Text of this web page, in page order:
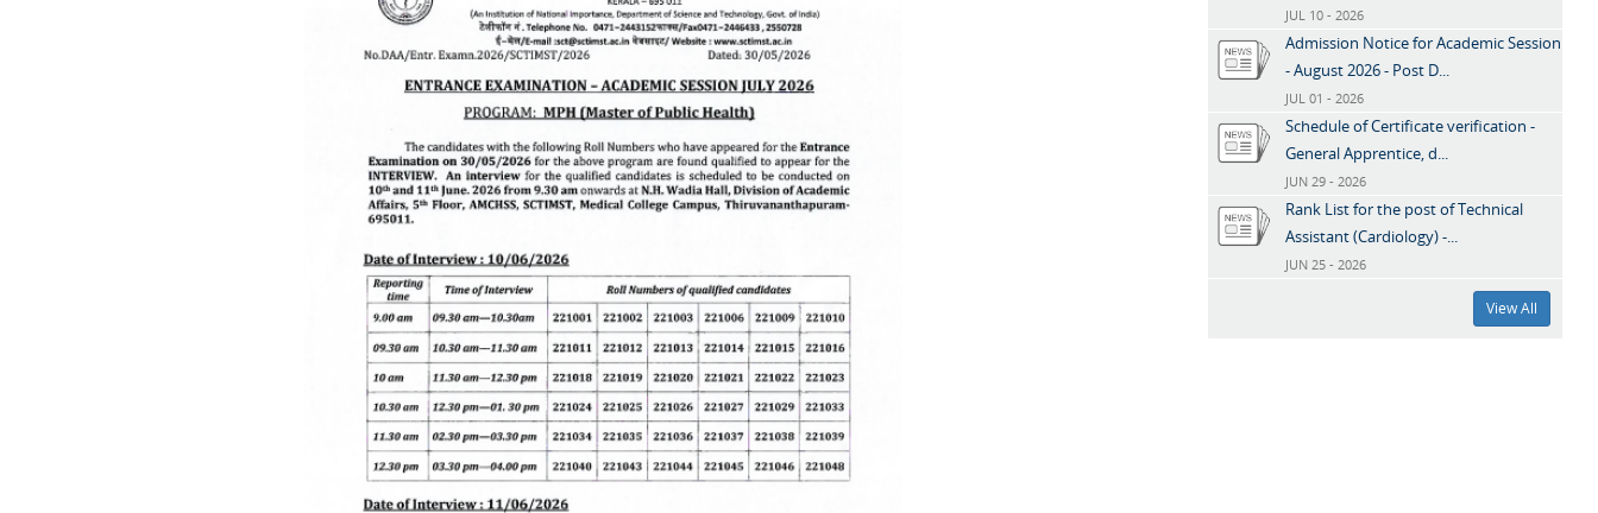
JUL 10 - 2026
Admission Notice for Academic Session
- August 2026 - Post D...
JUL 01 - 2026
Schedule of Certificate verification -
General Apprentice, d...
JUN 29 - 2026
Rank List for the post of Technical
Assistant (Cardiology) -...
JUN 25 - 2026
View All